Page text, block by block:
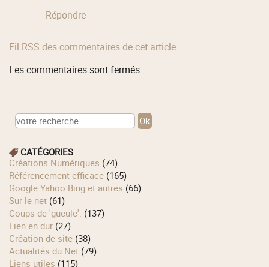
Répondre
Fil RSS des commentaires de cet article
Les commentaires sont fermés.
CATÉGORIES
Créations Numériques (74)
Référencement efficace (165)
Google Yahoo Bing et autres (66)
Sur le net (61)
Coups de 'gueule'. (137)
Lien en dur (27)
Création de site (38)
Actualités du Net (79)
Liens utiles (115)